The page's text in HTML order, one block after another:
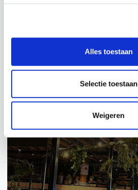
Alles toestaan
Selectie toestaan
Weigeren